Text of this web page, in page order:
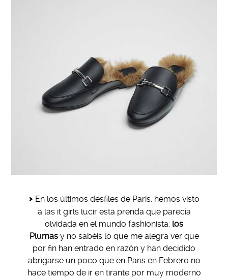
En los últimos desfiles de Paris, hemos visto
a las it girls lucir esta prenda que parecía
olvidada en el mundo fashionista: los
Plumas y no sabéis lo que me alegra ver que
por fin han entrado en razón y han decidido
abrigarse un poco que en Paris en Febrero no
hace tiempo de ir en tirante por muy moderno